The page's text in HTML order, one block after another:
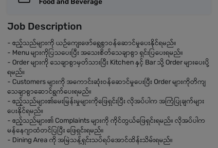
Food and Beverage
Job Description
- ဧည့်သည်များကို ယဉ်ကျေးဖော်ရွေစွာဝန်ဆောင်မှုပေးနိုင်ရမည်။
- Menu များကိုပြသပေးပြီး အသေးစိတ်သေချာစွာ ရှင်းပြပေးရမည်။
- Order များကို သေချာစွာမှတ်သားပြီး Kitchen နှင့် Bar သို့ Order များပေးပို့
ရမည်။
- Customers များကို အကောင်းဆုံးဝန်ဆောင်မှုပေးပြီး Order များကိုတိကျ
သေချာစွာဆောင်ရွက်ပေးရမည်။
- ဧည့်သည်များ၏မေးမြန်းမှုများကိုဖြေရှင်းပြီး လိုအပ်ပါက အကြံပြုချက်များ
ပေးနိုင်ရမည်။
- ဧည့်သည်များ၏ Complaints များကို ကိုင်တွယ်ဖြေရှင်းရမည်။ လိုအပ်ပါက
မန်နေဂျာထံတင်ပြပြီး ဖြေရှင်းရမည်။
- Dining Area ကို အမြဲသန့်ရှင်းသပ်ရပ်အောင်ထိန်းသိမ်းရမည်။